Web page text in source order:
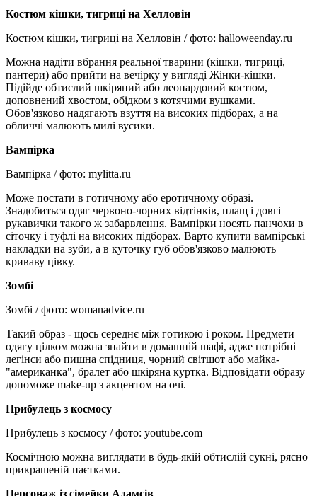
Костюм кішки, тигриці на Хелловін
Костюм кішки, тигриці на Хелловін / фото: halloweenday.ru
Можна надіти вбрання реальної тварини (кішки, тигриці,
пантери) або прийти на вечірку у вигляді Жінки-кішки.
Підійде обтислий шкіряний або леопардовий костюм,
доповнений хвостом, обідком з котячими вушками.
Обов'язково надягають взуття на високих підборах, а на
обличчі малюють милі вусики.
Вампірка
Вампірка / фото: mylitta.ru
Може постати в готичному або еротичному образі.
Знадобиться одяг червоно-чорних відтінків, плащ і довгі
рукавички такого ж забарвлення. Вампірки носять панчохи в
сіточку і туфлі на високих підборах. Варто купити вампірські
накладки на зуби, а в куточку губ обов'язково малюють
криваву цівку.
Зомбі
Зомбі / фото: womanadvice.ru
Такий образ - щось середнє між готикою і роком. Предмети
одягу цілком можна знайти в домашній шафі, адже потрібні
легінси або пишна спідниця, чорний світшот або майка-
"американка", бралет або шкіряна куртка. Відповідати образу
допоможе make-up з акцентом на очі.
Прибулець з космосу
Прибулець з космосу / фото: youtube.com
Космічною можна виглядати в будь-якій обтислій сукні, рясно
прикрашеній паєтками.
Персонаж із сімейки Адамсів